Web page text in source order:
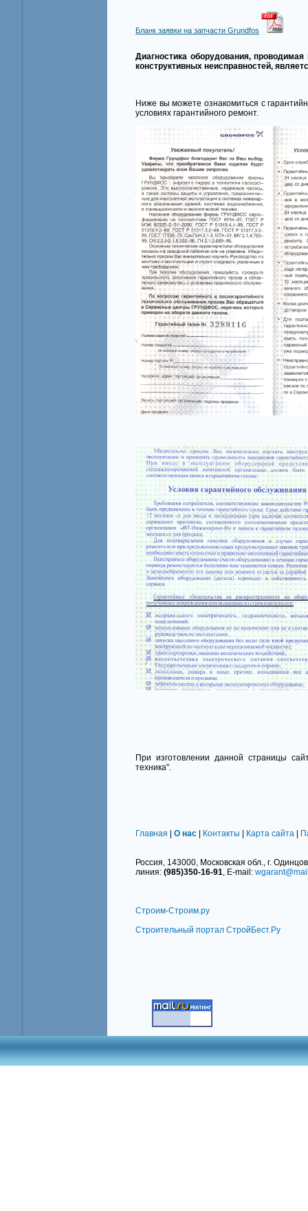
Бланк заявки на запчасти Grundfos
Диагностика оборудования, проводимая
конструктивных неисправностей,
Ниже вы можете ознакомиться с
условиях гарантийного ремонт.
При изготовлении данной страницы
техника".
Главная | О нас | Контакты | Карта сайта |
Россия, 143000, Московская обл., г.
линия: (985)350-16-91 , E-mail:
Строим-Строим.ру
Строительный портал СтройБест.Ру